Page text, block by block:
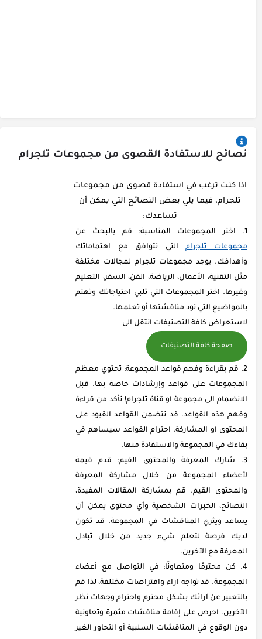
نصائح للاستفادة القصوى من مجموعات تلجرام
اذا كنت ترغب في استفادة قصوى من مجموعات
تلجرام، فيما يلي بعض النصائح التي يمكن أن
تساعدك:
اختر المجموعات المناسبة: قم بالبحث عن
مجموعات تلجرامالتي تتوافق مع اهتماماتك
وأهدافك. يوجد مجموعات تلجرام لمجالات مختلفة
مثل التقنية، الأعمال، الرياضة، الفن، السفر، التعليم
وغيرها. اختر المجموعات التي تلبي احتياجاتك وتهتم
بالمواضيع التي تود مناقشتها أو تعلمها.
لاستعراض كافة التصنيفات انتقل الى
صفحة كافة التصنيفات
قم بقراءة وفهم قواعد المجموعة: تحتوي معظم
المجموعات على قواعد وإرشادات خاصة بها. قبل
الانضمام الى مجموعة او قناة تلجرام! تأكد من قراءة
وفهم هذه القواعد. قد تتضمن القواعد القيود على
المحتوى او المشاركة. احترام القواعد سيساهم في
بقاءك في المجموعة والاستفادة منها.
شارك المعرفة والمحتوى القيم: قدم قيمة
لأعضاء المجموعة من خلال مشاركة المعرفة
والمحتوى القيم. قم بمشاركة المقالات المفيدة،
النصائح، الخبرات الشخصية وأي محتوى يمكن أن
يساعد ويثري المناقشات في المجموعة. قد تكون
لديك فرصة لتعلم شيء جديد من خلال تبادل
المعرفة مع الآخرين.
كن محترمًا ومتعاونًا: في التواصل مع أعضاء
المجموعة. قد تواجه آراء وافتراضات مختلفة، لذا قم
بالتعبير عن آرائك بشكل محترم واحترام وجهات نظر
الآخرين. احرص على إقامة مناقشات مثمرة وتعاونية
دون الوقوع في المناقشات السلبية أو التحاور الغير